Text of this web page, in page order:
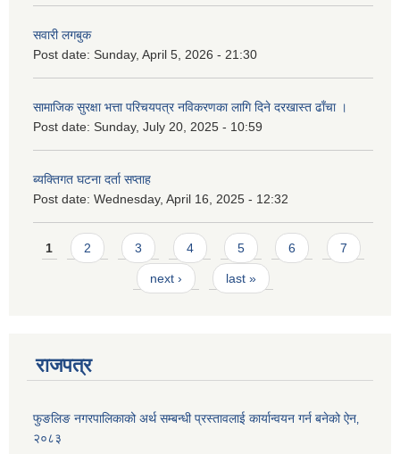
सवारी लगबुक
Post date: Sunday, April 5, 2026 - 21:30
सामाजिक सुरक्षा भत्ता परिचयपत्र नविकरणका लागि दिने दरखास्त ढाँचा ।
Post date: Sunday, July 20, 2025 - 10:59
ब्यक्तिगत घटना दर्ता सप्ताह
Post date: Wednesday, April 16, 2025 - 12:32
Pages
1 2 3 4 5 6 7
next › last »
राजपत्र
फुङलिङ नगरपालिकाको अर्थ सम्बन्धी प्रस्तावलाई कार्यान्वयन गर्न बनेको ऐन‚
२०८३